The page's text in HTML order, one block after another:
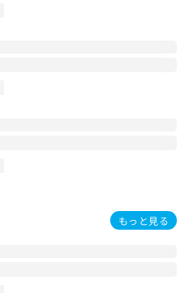
もっと見る